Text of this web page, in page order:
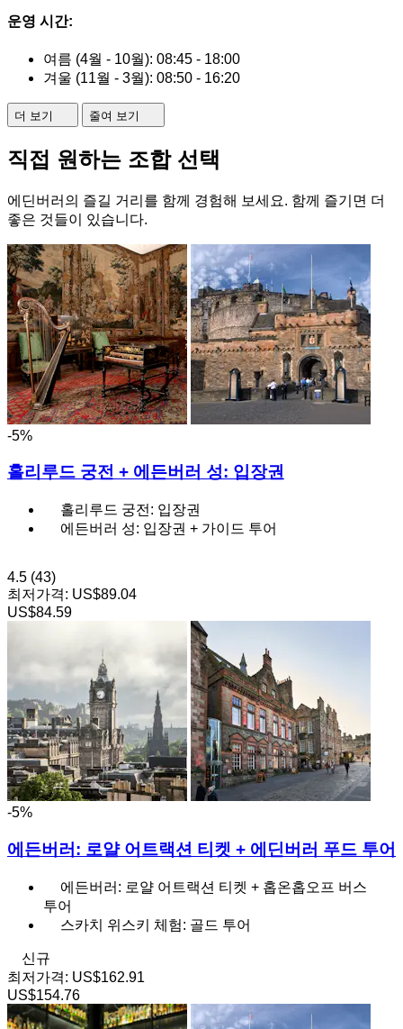
운영 시간:
여름 (4월 - 10월): 08:45 - 18:00
겨울 (11월 - 3월): 08:50 - 16:20
더 보기 줄여 보기
직접 원하는 조합 선택
에딘버러의 즐길 거리를 함께 경험해 보세요. 함께 즐기면 더
좋은 것들이 있습니다.
-5%
홀리루드 궁전 + 에든버러 성: 입장권
홀리루드 궁전: 입장권
에든버러 성: 입장권 + 가이드 투어
4.5 (43)
최저가격: US$89.04
US$84.59
-5%
에든버러: 로얄 어트랙션 티켓 + 에딘버러 푸드 투어
에든버러: 로얄 어트랙션 티켓 + 홉온홉오프 버스
투어
스카치 위스키 체험: 골드 투어
신규
최저가격: US$162.91
US$154.76